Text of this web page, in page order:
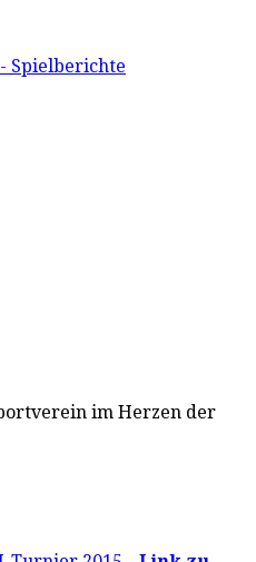
Spielberichte
im Herzen der